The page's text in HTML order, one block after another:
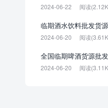
2024-06-22 阅读
临期酒水饮料批发货
2024-06-20 阅读
全国临期啤酒货源批
2024-06-20 阅读